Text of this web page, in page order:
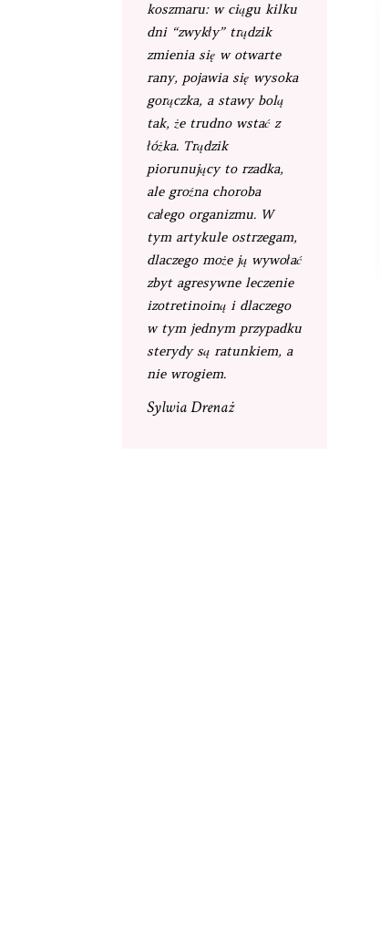
koszmaru: w ciągu kilku
dni “zwykły” trądzik
zmienia się w otwarte
rany, pojawia się wysoka
gorączka, a stawy bolą
tak, że trudno wstać z
łóżka. Trądzik
piorunujący to rzadka,
ale groźna choroba
całego organizmu. W
tym artykule ostrzegam,
dlaczego może ją wywołać
zbyt agresywne leczenie
izotretinoiną i dlaczego
w tym jednym przypadku
sterydy są ratunkiem, a
nie wrogiem.
Sylwia Drenaż